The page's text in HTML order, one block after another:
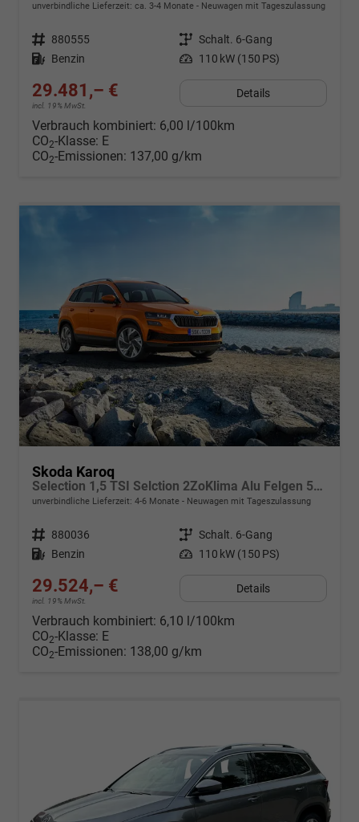
unverbindliche Lieferzeit: ca. 3-4 Monate Neuwagen mit Tageszulassung
Fahrzeugnr. 880555 Getriebe Schalt. 6-Gang
Kraftstoff Benzin Leistung 110 kW (150 PS)
29.481,– €
incl. 19% MwSt.
Details
Verbrauch kombiniert: 6,00 l/100km
CO2-Klasse: E
CO2-Emissionen: 137,00 g/km
Skoda Karoq
Selection 1,5 TSI Selction 2ZoKlima Alu Felgen 5J Garantie Sitzheizung LED Scheinwerfer Tempomat
unverbindliche Lieferzeit: 4-6 Monate Neuwagen mit Tageszulassung
Fahrzeugnr. 880036 Getriebe Schalt. 6-Gang
Kraftstoff Benzin Leistung 110 kW (150 PS)
29.524,– €
incl. 19% MwSt.
Details
Verbrauch kombiniert: 6,10 l/100km
CO2-Klasse: E
CO2-Emissionen: 138,00 g/km